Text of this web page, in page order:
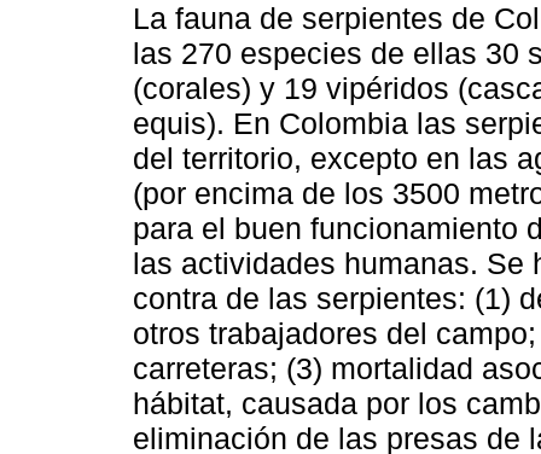
La fauna de serpientes de
las 270 especies de ellas 30
(corales) y 19 vipéridos
equis). En Colombia las
del territorio, excepto en las
(por encima de los 3500
para el buen funcionamiento
las actividades humanas. Se
contra de las serpientes: (1)
otros trabajadores del
carreteras; (3) mortalidad
hábitat, causada por los
eliminación de las presas de